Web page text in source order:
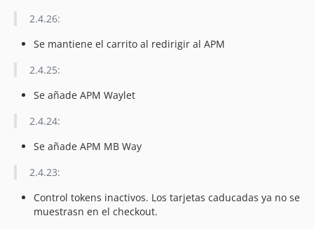
2.4.26:
Se mantiene el carrito al redirigir al APM
2.4.25:
Se añade APM Waylet
2.4.24:
Se añade APM MB Way
2.4.23:
Control tokens inactivos. Los tarjetas caducadas ya no se
muestrasn en el checkout.